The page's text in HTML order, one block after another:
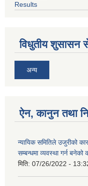
Results
विधुतीय शुसासन
अन्य
ऐन, कानुन तथा
न्यायिक समितिले उजुरीको
सम्बन्धमा व्यवस्था गर्न
मिति: 07/26/2022 -